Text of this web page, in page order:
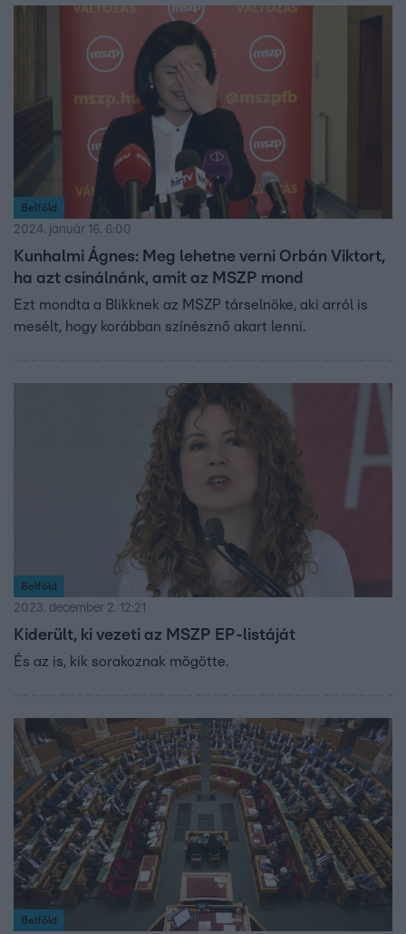
Belföld
2024. január 16. 6:00
Kunhalmi Ágnes: Meg lehetne verni Orbán Viktort,
ha azt csinálnánk, amit az MSZP mond
Ezt mondta a Blikknek az MSZP társelnöke, aki arról is
mesélt, hogy korábban színésznő akart lenni.
Belföld
2023. december 2. 12:21
Kiderült, ki vezeti az MSZP EP-listáját
És az is, kik sorakoznak mögötte.
Belföld